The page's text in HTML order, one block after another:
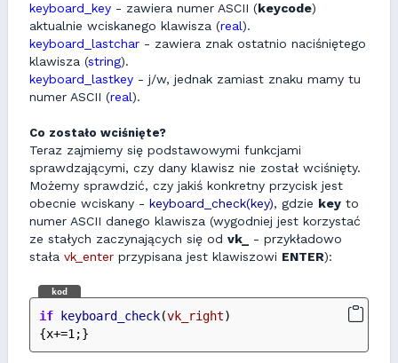
keyboard_key - zawiera numer ASCII (keycode)
aktualnie wciskanego klawisza (real).
keyboard_lastchar - zawiera znak ostatnio naciśniętego
klawisza (string).
keyboard_lastkey - j/w, jednak zamiast znaku mamy tu
numer ASCII (real).
Co zostało wciśnięte?
Teraz zajmiemy się podstawowymi funkcjami
sprawdzającymi, czy dany klawisz nie został wciśnięty.
Możemy sprawdzić, czy jakiś konkretny przycisk jest
obecnie wciskany - keyboard_check(key), gdzie key to
numer ASCII danego klawisza (wygodniej jest korzystać
ze stałych zaczynających się od vk_
- przykładowo
stała vk_enter przypisana jest klawiszowi ENTER):
kod
if keyboard_check(vk_right)
{x+=1;}